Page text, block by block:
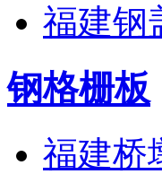
福建钢
钢格栅板
福建桥